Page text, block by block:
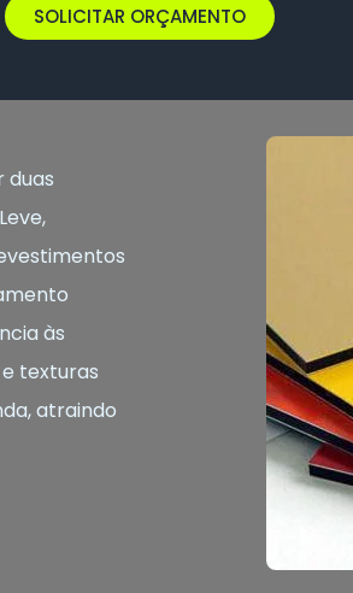
SOLICITAR ORÇAMENTO
duas
às
texturas
atraindo